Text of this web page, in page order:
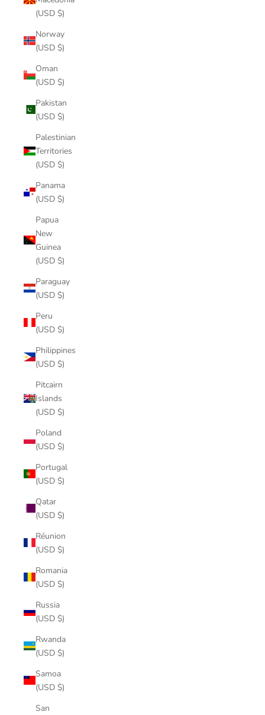
(USD $)
Norway
(USD $)
Oman
(USD $)
Pakistan
(USD $)
Palestinian
Territories
(USD $)
Panama
(USD $)
Papua
New
Guinea
(USD $)
Paraguay
(USD $)
Peru
(USD $)
Philippines
(USD $)
Pitcairn
Islands
(USD $)
Poland
(USD $)
Portugal
(USD $)
Qatar
(USD $)
Réunion
(USD $)
Romania
(USD $)
Russia
(USD $)
Rwanda
(USD $)
Samoa
(USD $)
San